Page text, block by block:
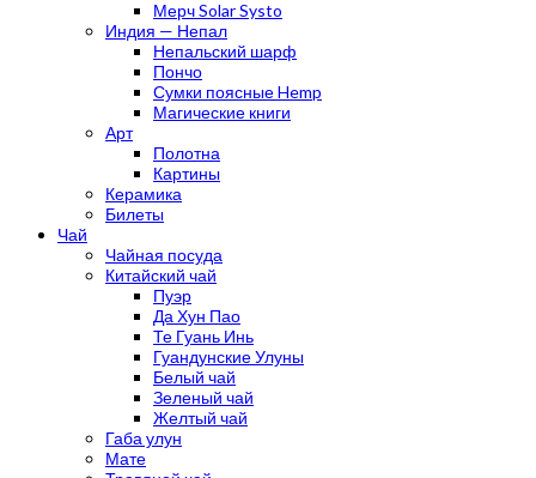
Мерч Solar Systo
Индия — Непал
Непальский шарф
Пончо
Сумки поясные Hemp
Магические книги
Арт
Полотна
Картины
Керамика
Билеты
Чай
Чайная посуда
Китайский чай
Пуэр
Да Хун Пао
Те Гуань Инь
Гуандунские Улуны
Белый чай
Зеленый чай
Желтый чай
Габа улун
Мате